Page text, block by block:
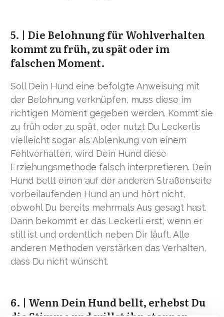
5. | Die Belohnung für Wohlverhalten
kommt zu früh, zu spät oder im
falschen Moment.
Soll Dein Hund eine befolgte Anweisung mit
der Belohnung verknüpfen, muss diese im
richtigen Moment gegeben werden. Kommt sie
zu früh oder zu spät, oder nutzt Du Leckerlis
vielleicht sogar als Ablenkung von einem
Fehlverhalten, wird Dein Hund diese
Erziehungsmethode falsch interpretieren. Dein
Hund bellt einen auf der anderen Straßenseite
vorbeilaufenden Hund an und hört nicht,
obwohl Du bereits mehrmals Aus gesagt hast.
Dann bekommt er das Leckerli erst, wenn er
still ist und ordentlich neben Dir läuft. Alle
anderen Methoden verstärken das Verhalten,
dass Du nicht wünscht.
6. | Wenn Dein Hund bellt, erhebst Du